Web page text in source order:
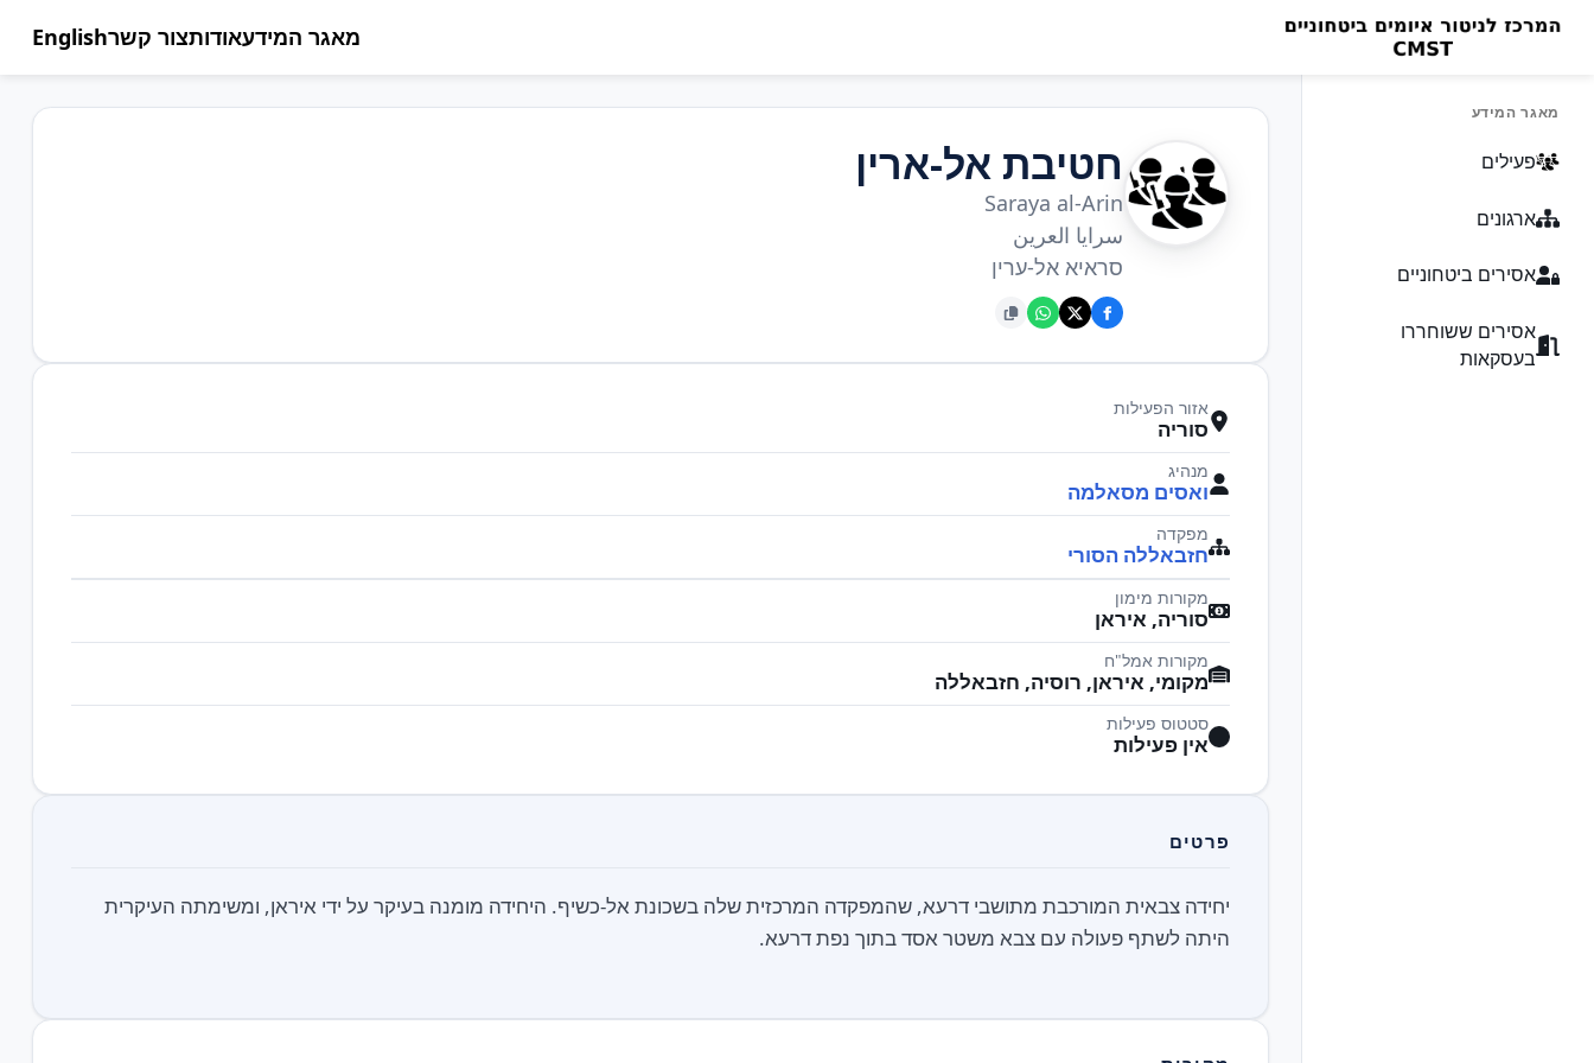
מאגר המידעאודותצור קשרEnglish
מאגר המידע
פעילים
ארגונים
אסירים ביטחוניים
אסירים ששוחררו
בעסקאות
חטיבת אל-ארין
Saraya al-Arin
سرايا العرين
סראיא אל-ערין
אזור הפעילות
סוריה
מנהיג
ואסים מסאלמה
מפקדה
חזבאללה הסורי
מקורות מימון
סוריה, איראן
מקורות אמל"ח
מקומי, איראן, רוסיה, חזבאללה
סטטוס פעילות
אין פעילות
פרטים
יחידה צבאית המורכבת מתושבי דרעא, שהמפקדה המרכזית שלה בשכונת אל-כשיף. היחידה מומנה בעיקר על ידי איראן, ומשימתה העיקרית
היתה לשתף פעולה עם צבא משטר אסד בתוך נפת דרעא.